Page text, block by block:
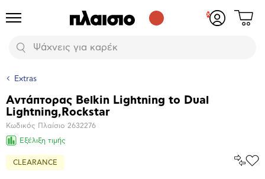
Προϊόντα
Αναζήτηση
Δες
Extras
Βασικά
χαρακτηριστικά
Αντάπτορας Belkin Lightning to Dual
Lightning,Rockstar
Κωδικός Πλαίσιο 2632276
Εξέλιξη τιμής
CLEARANCE